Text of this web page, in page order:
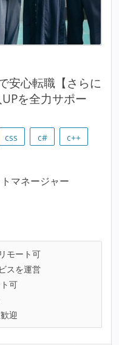
安心転職【さらに
を全力サポー
css c#
c++
マネージャー
モート可
スを運営
可
迎